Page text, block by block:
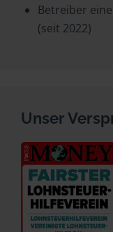
Betreiber
(seit 2022)
Unser